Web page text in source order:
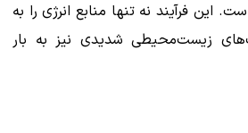
این فرآیند نه تنها منابع انرژی را به
زیست‌محیطی شدیدی نیز به بار